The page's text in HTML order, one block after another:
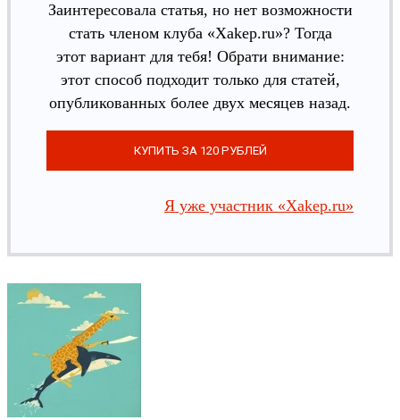
Заинтересовала статья, но нет возможности
стать членом клуба «Xakep.ru»? Тогда
этот вариант для тебя! Обрати внимание:
этот способ подходит только для статей,
опубликованных более двух месяцев назад.
Я уже участник «Xakep.ru»